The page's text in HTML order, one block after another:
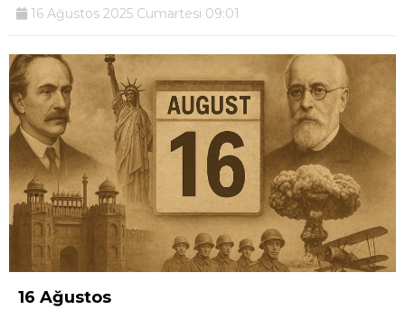
16 Ağustos 2025 Cumartesi 09:01
16 Ağustos